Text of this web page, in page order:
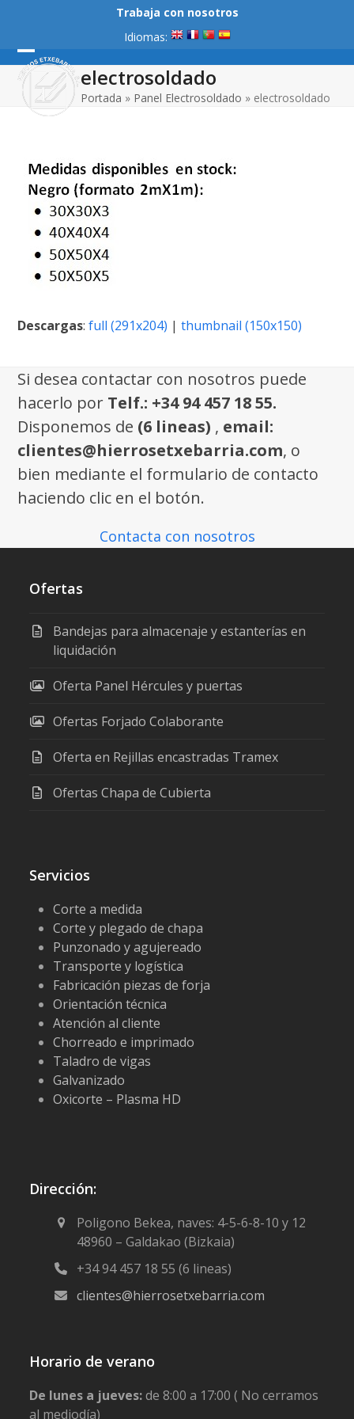
content
Trabaja con nosotros
Idiomas:
Open
mobile
menu
Close
mobile
menu
electrosoldado
Portada » Panel Electrosoldado » electrosoldado
Descargas:full (291x204) |thumbnail (150x150)
Si desea contactar con nosotros puede
hacerlo por Telf.: +34 94 457 18 55.
Disponemos de (6 lineas) , email:
clientes@hierrosetxebarria.com, o
bien mediante el formulario de contacto
haciendo clic en el botón.
Contacta con nosotros
Ofertas
Bandejas para almacenaje y estanterías en
liquidación
Oferta Panel Hércules y puertas
Ofertas Forjado Colaborante
Oferta en Rejillas encastradas Tramex
Ofertas Chapa de Cubierta
Servicios
Corte a medida
Corte y plegado de chapa
Punzonado y agujereado
Transporte y logística
Fabricación piezas de forja
Orientación técnica
Atención al cliente
Chorreado e imprimado
Taladro de vigas
Galvanizado
Oxicorte – Plasma HD
Dirección:
Poligono Bekea, naves: 4-5-6-8-10 y 12
48960 – Galdakao (Bizkaia)
+34 94 457 18 55 (6 lineas)
clientes@hierrosetxebarria.com
Horario de verano
De lunes a jueves:de 8:00 a 17:00 ( No cerramos
al mediodía)